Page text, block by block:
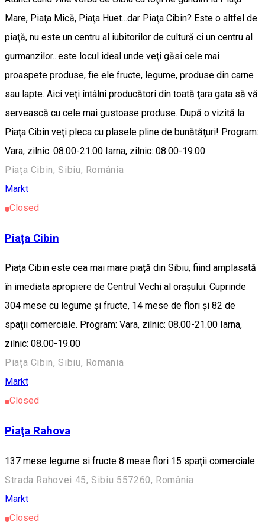
Mare, Piaţa Mică, Piaţa Huet...dar Piaţa Cibin? Este o altfel de
piaţă, nu este un centru al iubitorilor de cultură ci un centru al
gurmanzilor...este locul ideal unde veţi găsi cele mai
proaspete produse, fie ele fructe, legume, produse din carne
sau lapte. Aici veţi întâlni producători din toată ţara gata să vă
servească cu cele mai gustoase produse. După o vizită la
Piaţa Cibin veţi pleca cu plasele pline de bunătăţuri! Program:
Vara, zilnic: 08.00-21.00 Iarna, zilnic: 08.00-19.00
Piața Cibin, Sibiu, România
Markt
Closed
Piața Cibin
Piața Cibin este cea mai mare piață din Sibiu, fiind amplasată
în imediata apropiere de Centrul Vechi al orașului. Cuprinde
304 mese cu legume și fructe, 14 mese de flori și 82 de
spaţii comerciale. Program: Vara, zilnic: 08.00-21.00 Iarna,
zilnic: 08.00-19.00
Piața Cibin, Sibiu, Romania
Markt
Closed
Piaţa Rahova
137 mese legume si fructe 8 mese flori 15 spaţii comerciale
Strada Rahovei 45, Sibiu 557260, România
Markt
Closed